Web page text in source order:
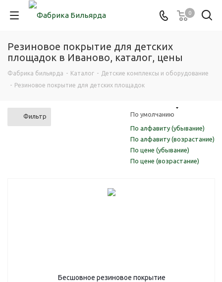
0
Резиновое покрытие для детских
площадок в Иваново, каталог, цены
Фабрика бильярда - Каталог - Детские комплексы и оборудование
- Резиновое покрытие для детских площадок
Фильтр
По умолчанию
По алфавиту (убывание)
По алфавиту (возрастание)
По цене (убывание)
По цене (возрастание)
Бесшовное резиновое покрытие